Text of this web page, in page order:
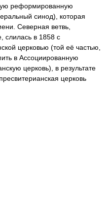
реформированную
синод), которая
Северная ветвь,
слилась в 1858 с
церковью (той её частью,
в Ассоциированную
церковь), в результате
церковь